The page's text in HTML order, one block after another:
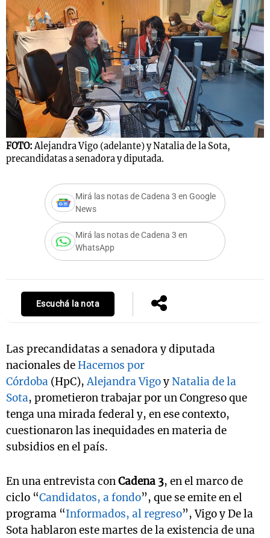
FOTO:Alejandra Vigo (adelante) y Natalia de la Sota,
precandidatas a senadora y diputada.
Mirá las notas de Cadena 3 en Google
News
Mirá las notas de Cadena 3 en
WhatsApp
Escuchá la nota
Las precandidatas a senadora y diputada
nacionales deHacemos por
Córdoba (HpC),Alejandra VigoyNatalia de la
Sota, prometieron trabajar por un Congreso que
tenga una mirada federal y, en ese contexto,
cuestionaron las inequidades en materia de
subsidios en el país.
En una entrevista conCadena 3, en el marco de
ciclo “Candidatos, a fondo”, que se emite en el
programa “Informados, al regreso”, Vigo y De la
Sota hablaron este martes de la existencia de una
Notas
Mundial 2026
Notas
La Sole en
Cadena 3